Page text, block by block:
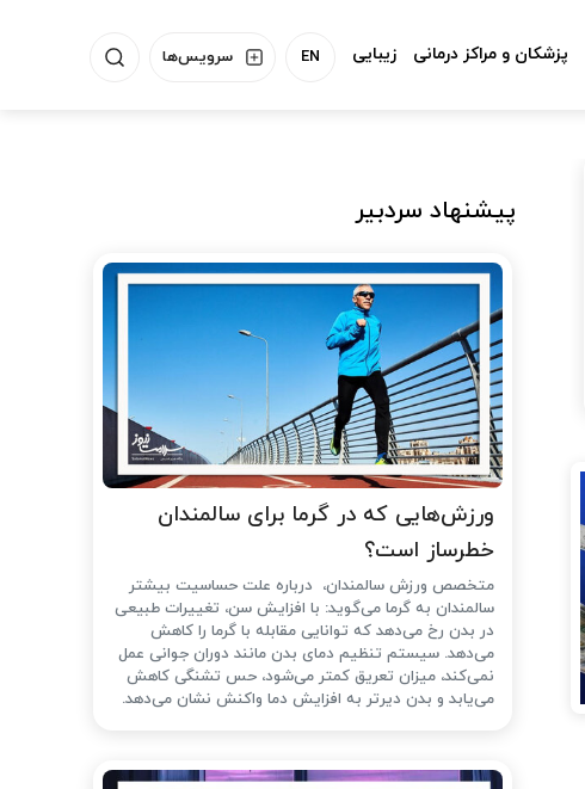
سرویس‌ها EN پزشکان و مراکز درمانی زیبایی
پیشنهاد سردبیر
ورزش‌هایی که در گرما برای سالمندان
خطرساز است؟
متخصص ورزش سالمندان، درباره علت حساسیت بیشتر
سالمندان به گرما می‌گوید: با افزایش سن، تغییرات طبیعی
در بدن رخ می‌دهد که توانایی مقابله با گرما را کاهش
می‌دهد. سیستم تنظیم دمای بدن مانند دوران جوانی عمل
نمی‌کند، میزان تعریق کمتر می‌شود، حس تشنگی کاهش
می‌یابد و بدن دیرتر به افزایش دما واکنش نشان می‌دهد.